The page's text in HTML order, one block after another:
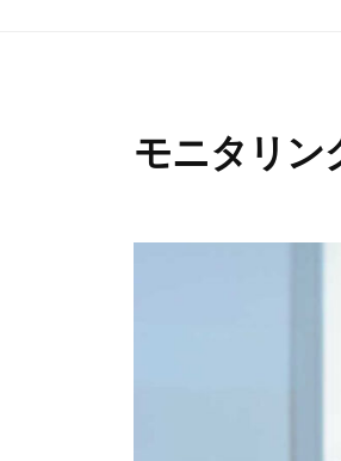
P
ア
生
モニタリン
公
式